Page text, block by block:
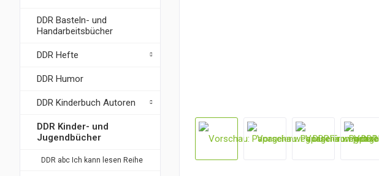
DDR Basteln- und
Handarbeitsbücher
DDR Hefte
DDR Humor
DDR Kinderbuch Autoren
DDR Kinder- und
Jugendbücher
DDR abc Ich kann lesen Reihe